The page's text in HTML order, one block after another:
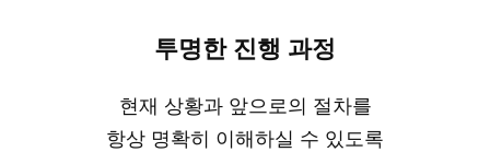
투명한 진행 과정
현재 상황과 앞으로의 절차를
항상 명확히 이해하실 수 있도록